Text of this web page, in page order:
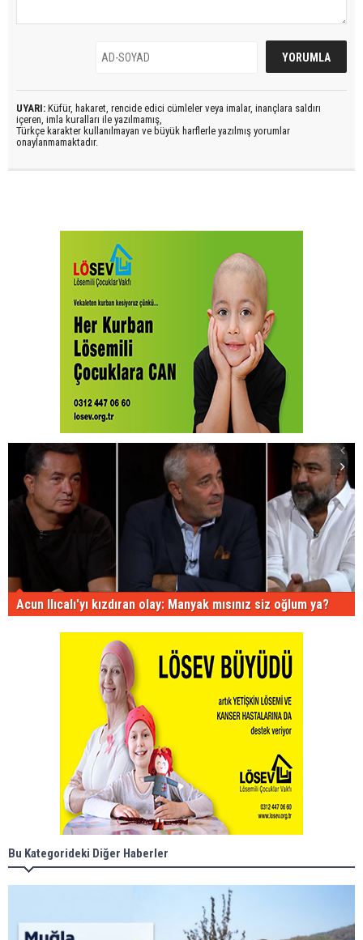
UYARI: Küfür, hakaret, rencide edici cümleler veya imalar, inançlara saldırı
içeren, imla kuralları ile yazılmamış,
Türkçe karakter kullanılmayan ve büyük harflerle yazılmış yorumlar
onaylanmamaktadır.
Acun Ilıcalı'yı kızdıran olay: Manyak mısınız siz oğlum ya?
Bu Kategorideki Diğer Haberler